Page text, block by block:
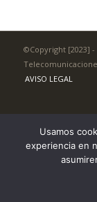
©Copyright [2023]
AVISO LEGAL
Usamos
experiencia en